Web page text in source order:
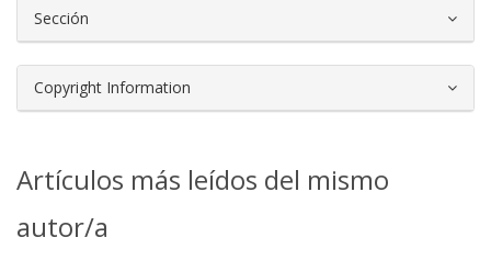
Sección
Copyright Information
Artículos más leídos del mismo
autor/a